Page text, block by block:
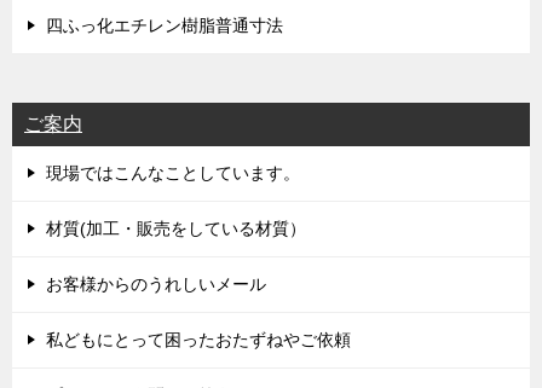
四ふっ化エチレン樹脂普通寸法
ご案内
現場ではこんなことしています。
材質(加工・販売をしている材質）
お客様からのうれしいメール
私どもにとって困ったおたずねやご依頼